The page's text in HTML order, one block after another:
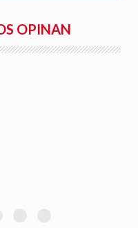
OPINAN